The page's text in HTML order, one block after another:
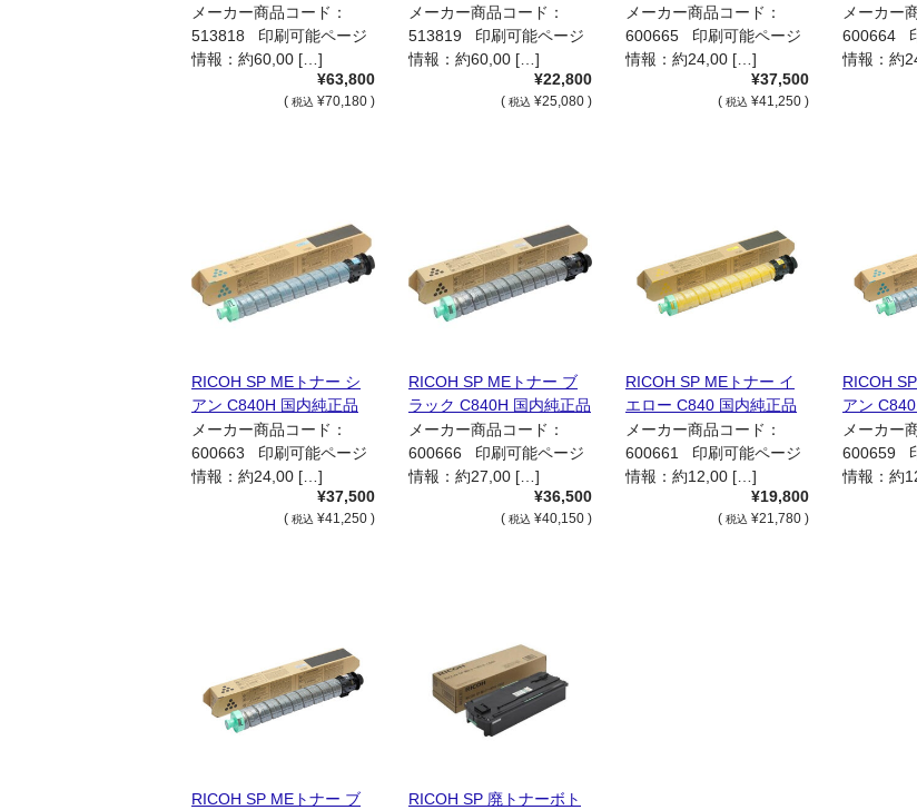
正品
メーカー商品コード：
513818 印刷可能ページ
情報：約60,00 […]
¥63,800
( 税込 ¥70,180 )
純正品
メーカー商品コード：
513819 印刷可能ページ
情報：約60,00 […]
¥22,800
( 税込 ¥25,080 )
メーカー商品コード：
600665 印刷可能ページ
情報：約24,00 […]
¥37,500
( 税込 ¥41,250 )
メーカー
600664
情報：約
RICOH SP MEトナー シ
アン C840H 国内純正品
メーカー商品コード：
600663 印刷可能ページ
情報：約24,00 […]
¥37,500
( 税込 ¥41,250 )
RICOH SP MEトナー ブ
ラック C840H 国内純正品
メーカー商品コード：
600666 印刷可能ページ
情報：約27,00 […]
¥36,500
( 税込 ¥40,150 )
RICOH SP MEトナー イ
エロー C840 国内純正品
メーカー商品コード：
600661 印刷可能ページ
情報：約12,00 […]
¥19,800
( 税込 ¥21,780 )
RICOH
アン
メーカー
600659
情報：約
RICOH SP MEトナー ブ RICOH SP 廃トナーボト